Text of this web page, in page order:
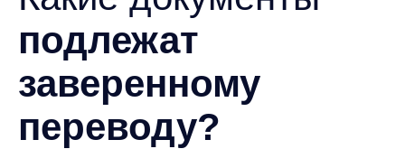
подлежат
заверенному
переводу?